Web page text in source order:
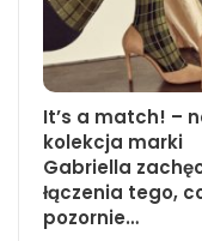
It’s a match! –
kolekcja marki
Gabriella
łączenia tego,
pozornie…